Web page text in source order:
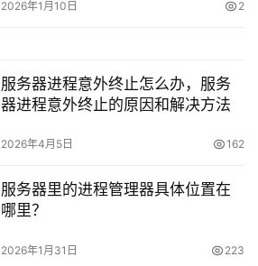
2026年1月10日 2
服务器进程意外终止怎么办，服务
器进程意外终止的原因和解决方法
2026年4月5日 162
服务器里的进程管理器具体位置在
哪里？
2026年1月31日 223